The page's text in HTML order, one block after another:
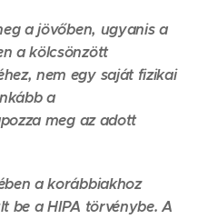
a jövőben, ugyanis a
a kölcsönzött
nem egy saját fizikai
a
meg az adott
a korábbiakhoz
be a HIPA törvénybe. A